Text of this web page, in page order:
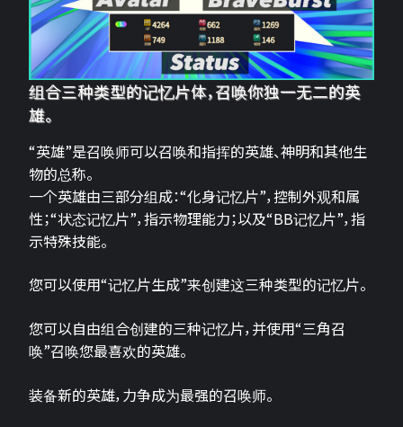
组合三种类型的记忆片体，召唤你独一无二的英
雄。
“英雄”是召唤师可以召唤和指挥的英雄、神明和其他生
物的总称。
一个英雄由三部分组成：“化身记忆片”，控制外观和属
性；“状态记忆片”，指示物理能力；以及“BB记忆片”，指
示特殊技能。
您可以使用“记忆片生成”来创建这三种类型的记忆片。
您可以自由组合创建的三种记忆片，并使用“三角召
唤”召唤您最喜欢的英雄。
装备新的英雄，力争成为最强的召唤师。